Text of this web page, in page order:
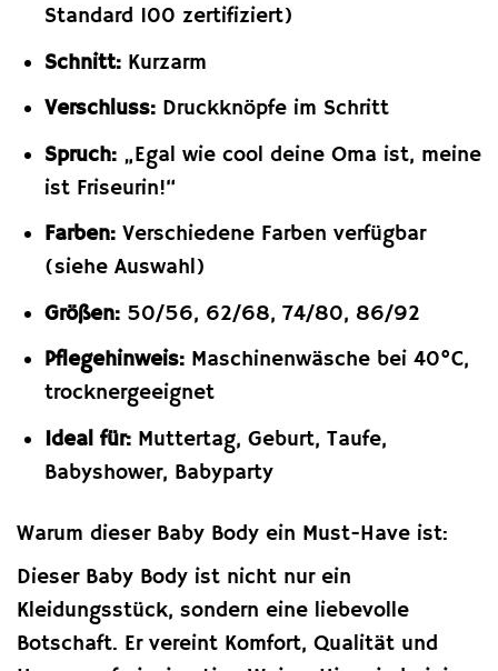
Standard 100 zertifiziert)
Schnitt:Kurzarm
Verschluss:Druckknöpfe im Schritt
Spruch:„Egal wie cool deine Oma ist, meine
ist Friseurin!“
Farben:Verschiedene Farben verfügbar
(siehe Auswahl)
Größen:50/56, 62/68, 74/80, 86/92
Pflegehinweis:Maschinenwäsche bei 40°C,
trocknergeeignet
Ideal für:Muttertag, Geburt, Taufe,
Babyshower, Babyparty
Warum dieser Baby Body ein Must-Have ist:
Dieser Baby Body ist nicht nur ein
Kleidungsstück, sondern eine liebevolle
Botschaft. Er vereint Komfort, Qualität und